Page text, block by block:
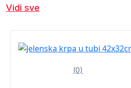
Vidi sve
(0)